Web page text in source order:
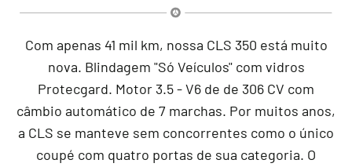
Com apenas 41 mil km, nossa CLS 350 está muito
nova. Blindagem "Só Veículos" com vidros
Protecgard. Motor 3.5 - V6 de de 306 CV com
câmbio automático de 7 marchas. Por muitos anos,
a CLS se manteve sem concorrentes como o único
coupé com quatro portas de sua categoria. O